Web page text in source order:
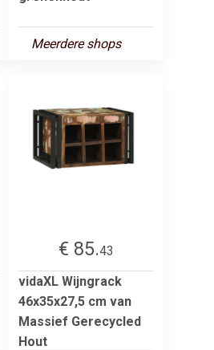
Meerdere shops
€ 85.43
vidaXL Wijngrack
46x35x27,5 cm van
Massief Gerecycled
Hout